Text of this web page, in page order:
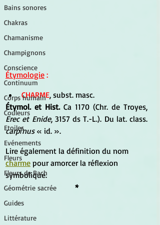
Bains sonores
Chakras
Chamanisme
Champignons
Conscience
Continuum
Corps humain
Couleurs
Etoiles
Evénements
Fleurs
Fleurs de Bach
Géométrie sacrée
Guides
Littérature
Étymologie :
CHARME, subst. masc.
Étymol. et Hist.
Erec et Enide
carpĭnus « id. ».
Lire également la définition du nom
charme pour amorcer la réflexion
symbolique.
*